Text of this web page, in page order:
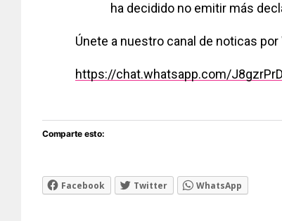
ha decidido no emitir más
Únete a nuestro canal de noticas por
https://chat.whatsapp.com/
Comparte esto:
Facebook Twitter WhatsApp